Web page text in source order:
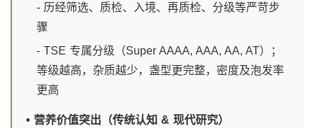
- 历经筛选、质检、入境、再质检、分级等严苛步
骤
- TSE 专属分级（Super AAAA, AAA, AA, AT）；
等级越高，杂质越少，盏型更完整，密度及泡发率
更高
• 营养价值突出（传统认知 & 现代研究）